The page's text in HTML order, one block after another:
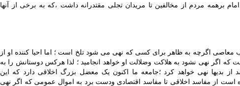
برهمه مردم از مخالفین تا مریدان تجلی مقتدرانه داشت ،که به برخی از آنها
معاصی اگرچه به ظاهر برای کسی که نهی می شود تلخ است ؛ اما احیا کننده او از
که اگر نهی نشود به هلاکت وضلالت او خواهد انجامید ؛ لذا هرکس دوستانش را به
از بدیها نهی خواهد کرد ؛جامعه ما اکنون یک معضل بزرگ اخلاقی دارد که این
است از مفاسد اخلاقی تا مفاسد اقتصادی ودست برد به اموال عمومی که اگر نهی